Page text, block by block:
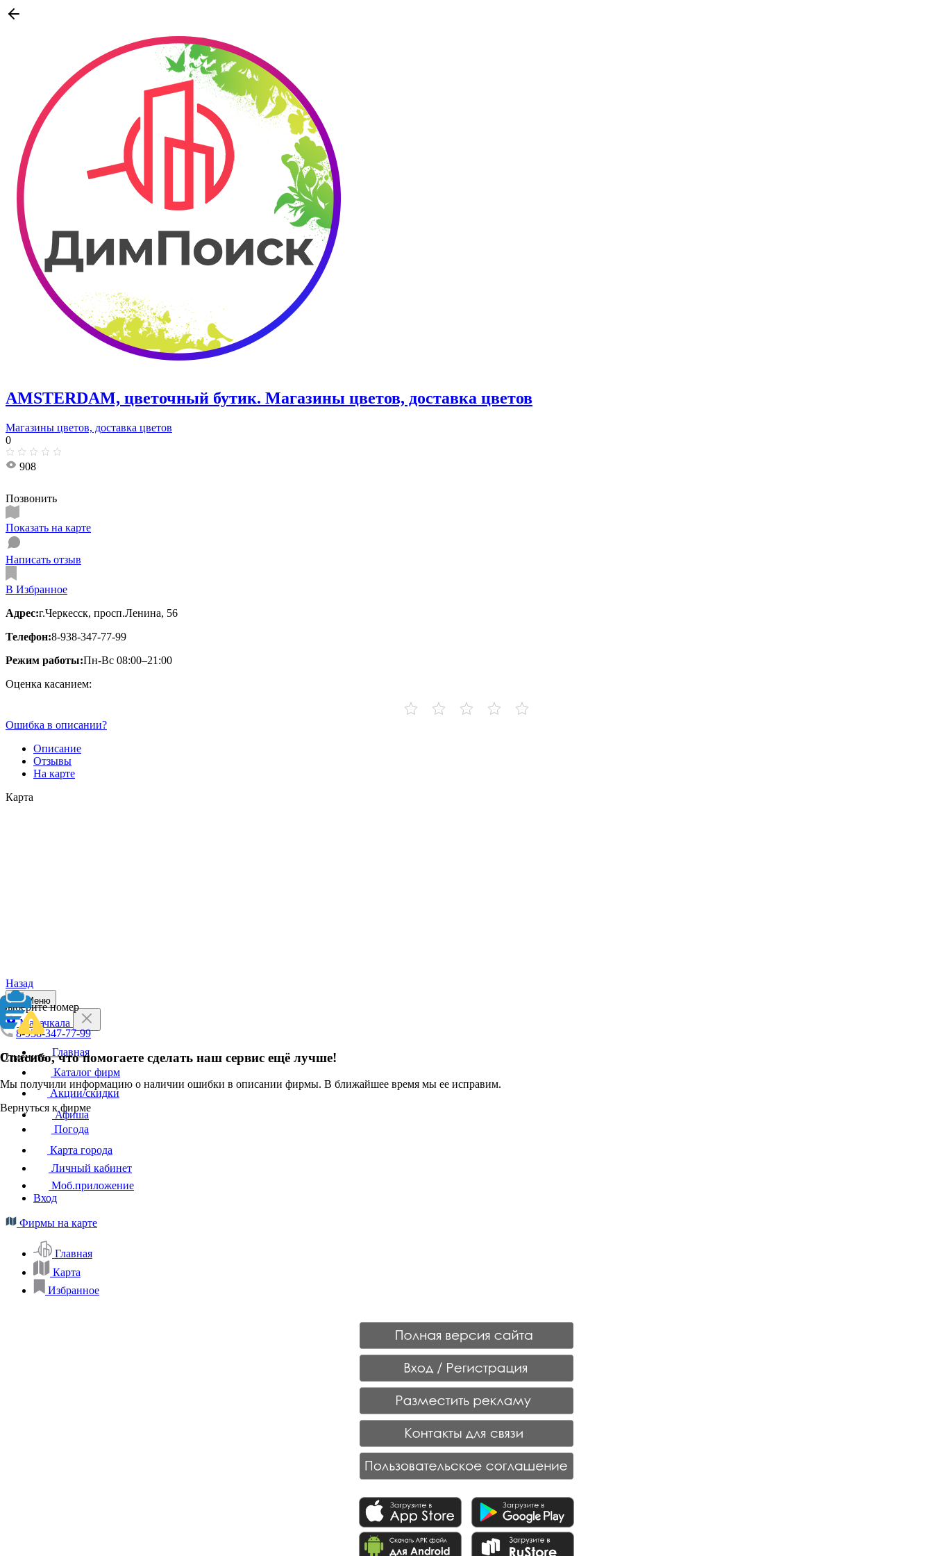
AMSTERDAM, цветочный бутик. Магазины цветов, доставка цветов
Магазины цветов, доставка цветов
0
908
Позвонить
Показать на карте
Написать отзыв
В Избранное
Адрес:г.Черкесск, просп.Ленина, 56
Телефон:8-938-347-77-99
Режим работы:Пн-Вс 08:00–21:00
Оценка касанием:
Ошибка в описании?
Описание
Отзывы
На карте
Карта
Назад
Выберите номер
8-938-347-77-99
Отменить
Спасибо, что помогаете сделать наш сервис ещё лучше!
Мы получили информацию о наличии ошибки в описании фирмы. В ближайшее время мы ее исправим.
Вернуться к фирме
Меню
Махачкала
Главная
Каталог фирм
Акции/скидки
Афиша
Погода
Карта города
Личный кабинет
Моб.приложение
Вход
Фирмы на карте
Главная
Карта
Избранное